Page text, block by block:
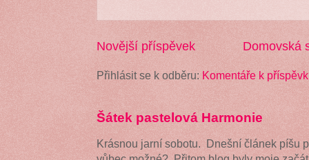
Novější příspěvek Domovská
Přihlásit se k odběru: Komentáře k
Šátek pastelová Harmonie
Krásnou jarní sobotu. Dnešní článek píšu